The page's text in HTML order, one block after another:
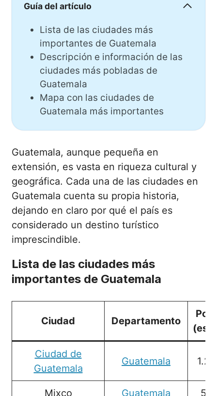
Guía del artículo
Lista de las ciudades más
importantes de Guatemala
Descripción e información de las
ciudades más pobladas de
Guatemala
Mapa con las ciudades de
Guatemala más importantes
Guatemala, aunque pequeña en
extensión, es vasta en riqueza cultural y
geográfica. Cada una de las ciudades en
Guatemala cuenta su propia historia,
dejando en claro por qué el país es
considerado un destino turístico
imprescindible.
Lista de las ciudades más
importantes de Guatemala
Ciudad Departamento
Ciudad de
Guatemala
Guatemala
Mixco Guatemala